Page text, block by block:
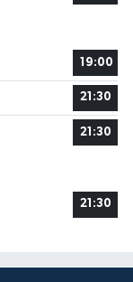
19:00
21:30
21:30
21:30